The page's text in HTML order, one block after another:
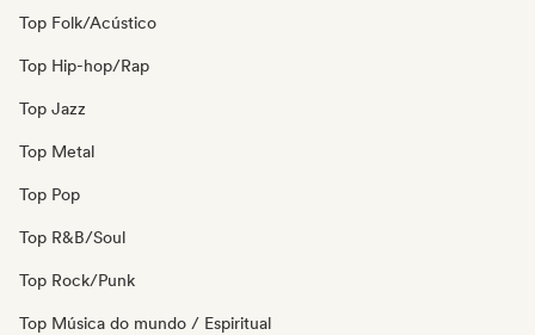
Top Folk/Acústico
Top Hip-hop/Rap
Top Jazz
Top Metal
Top Pop
Top R&B/Soul
Top Rock/Punk
Top Música do mundo / Espiritual